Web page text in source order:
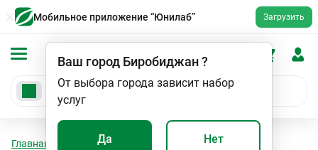
Мобильное приложение “Юнилаб” Загрузить
Ваш город Биробиджан?
От выбора города зависит набор
услуг
Да Нет
Главная Анализы
Гормональные